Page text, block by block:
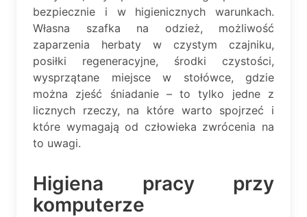
bezpiecznie i w higienicznych warunkach.
Własna szafka na odzież, możliwość
zaparzenia herbaty w czystym czajniku,
posiłki regeneracyjne, środki czystości,
wysprzątane miejsce w stołówce, gdzie
można zjeść śniadanie – to tylko jedne z
licznych rzeczy, na które warto spojrzeć i
które wymagają od człowieka zwrócenia na
to uwagi.
Higiena pracy przy
komputerze